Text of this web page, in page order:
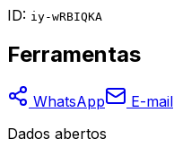
ID: iy-wRBIQKA
Ferramentas
WhatsApp
E-mail
Dados abertos